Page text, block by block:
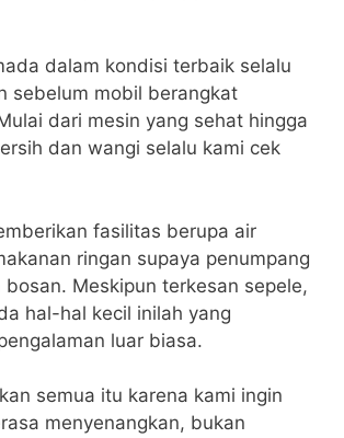
dalam kondisi terbaik selalu
sebelum mobil berangkat
dari mesin yang sehat hingga
dan wangi selalu kami cek
fasilitas berupa air
ringan supaya penumpang
Meskipun terkesan sepele,
hal-hal kecil inilah yang
luar biasa.
semua itu karena kami ingin
menyenangkan, bukan